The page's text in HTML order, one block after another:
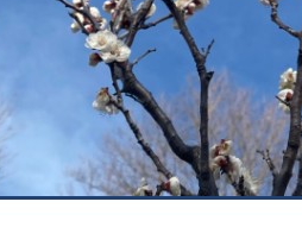
健康